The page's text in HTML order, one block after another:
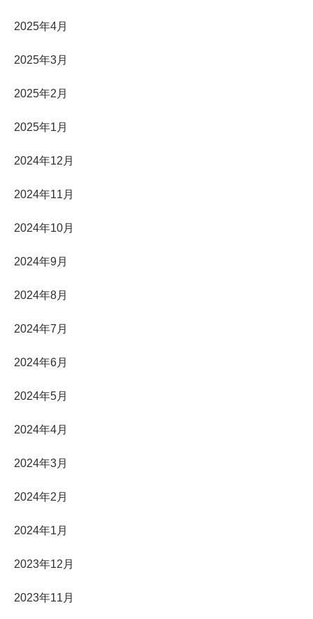
2025年4月
2025年3月
2025年2月
2025年1月
2024年12月
2024年11月
2024年10月
2024年9月
2024年8月
2024年7月
2024年6月
2024年5月
2024年4月
2024年3月
2024年2月
2024年1月
2023年12月
2023年11月